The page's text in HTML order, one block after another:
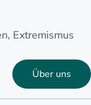
Extremismus
Über uns